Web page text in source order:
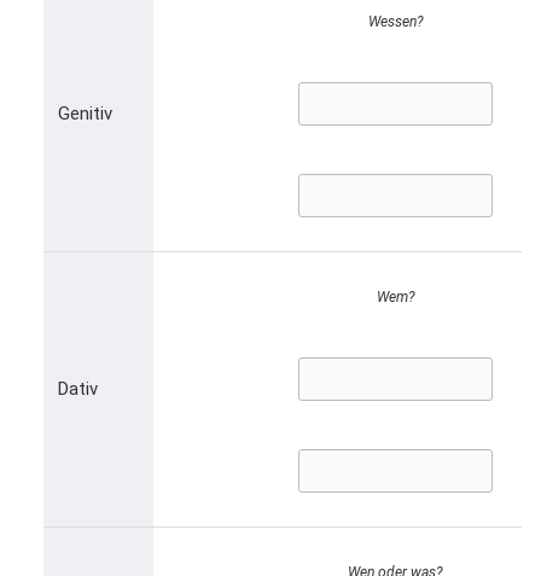
Genitiv
Wessen?
Dativ
Wem?
Wen oder was?